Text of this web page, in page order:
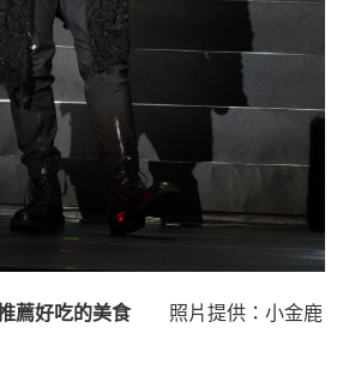
推薦好吃的美食 照片提供：小金鹿